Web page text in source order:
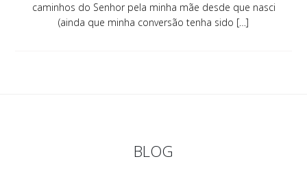
SOBRE
caminhos do Senhor pela minha mãe desde que nasci
(ainda que minha conversão tenha sido […]
BLOG